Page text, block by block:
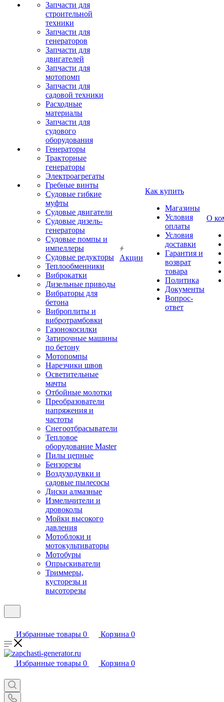
Запчасти для
строительной
техники
Запчасти для
генераторов
Запчасти для
двигателей
Запчасти для
мотопомп
Запчасти для
садовой техники
Расходные
материалы
Запчасти для
судового
оборудования
Генераторы
Тракторные
генераторы
Электроагрегаты
Гребные винты
Судовые гибкие
муфты
Судовые двигатели
Судовые дизель-
генераторы
Судовые помпы и
импеллеры
Судовые редукторы
Теплообменники
Виброкатки
Дизельные приводы
Вибраторы для
бетона
Виброплиты и
вибротрамбовки
Газонокосилки
Затирочные машины
по бетону
Мотопомпы
Нарезчики швов
Осветительные
мачты
Отбойные молотки
Преобразователи
напряжения и
частоты
Снегоотбрасыватели
Тепловое
оборудование Master
Пилы цепные
Бензорезы
Воздуходувки и
садовые пылесосы
Диски алмазные
Измельчители и
дровоколы
Мойки высокого
давления
Мотоблоки и
мотокультиваторы
Мотобуры
Опрыскиватели
Триммеры,
кусторезы и
высоторезы
Акции
Как купить
Магазины
Условия
оплаты
Условия
доставки
Гарантия и
возврат
товара
Политика
Документы
Вопрос-
ответ
О
Избранные товары 0 Корзина 0
Избранные товары 0 Корзина 0